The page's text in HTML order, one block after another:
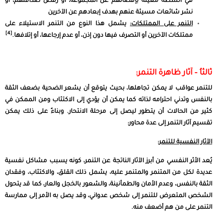
نشر شائعات مسيئة عنهم بهدف إبعادهم عن الآخرين
التنمر على الممتلكات:يشمل هذا النوع من التنمر الاستيلاء على
ممتلكات الآخرين أو التصرف فيها دون إذن، أو عدم إرجاعها، أو إتلافها. [4]
ثالثاُ – آثار ظاهرة التنمر:
للتنمر عواقب لا يمكن تجاهلها، بحيث يتوقع أن يشعر الضحية بضعف الثقة
بالنفس وتدني احترامه لذاته كما يمكن أن يؤدي إلى الاكتئاب ومن الممكن في
كثير من الحالات أن يتطور ليصل إلى مرحلة الانتحار. وبناءً على ذلك يمكن
تقسيم آثار التنمر إلى عدة محاور:
الآثار النفسية للتنمر:
يُعد الأثر النفسي من أبرز الآثار الناتجة عن التنمر، كونه يسبب مشاكل نفسية
عديدة لكل من المتنمر والمتنمر عليه، يشمل ذلك القلق، والاكتئاب، وفقدان
الثقة بالنفس، وعدم الأمان والطمأنينة، والشعور بالخجل والعار، كما قد يتحول
الشخص المتعرض للتنمر إلى شخص عدواني، وقد يصل به الأمر إلى ممارسة
التنمر على من هم أضعف منه.